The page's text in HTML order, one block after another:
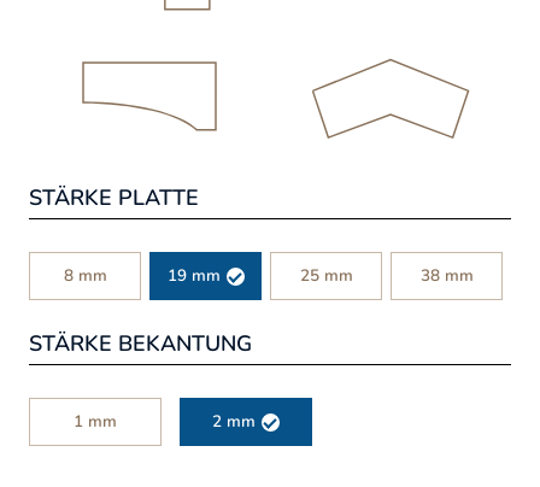
STÄRKE PLATTE
8 mm 19 mm 25 mm 38 mm
STÄRKE BEKANTUNG
1 mm 2 mm